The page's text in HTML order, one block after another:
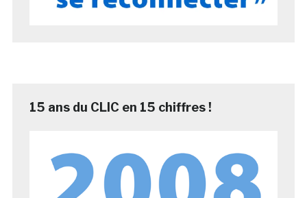
15 ans du CLIC en 15 chiffres !